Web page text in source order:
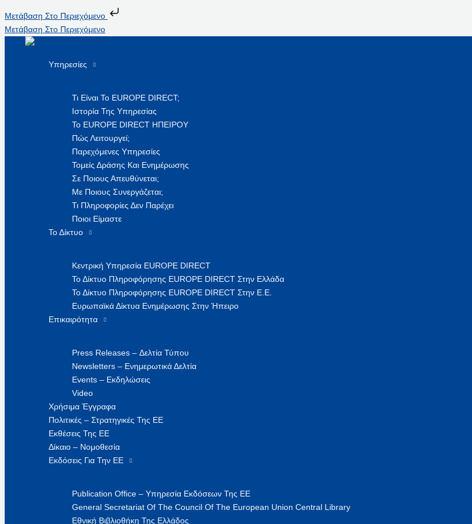
Μετάβαση Στο Περιεχόμενο
Μετάβαση Στο Περιεχόμενο
Υπηρεσίες
Τι Είναι Το EUROPE DIRECT;
Ιστορία Της Υπηρεσίας
Το EUROPE DIRECT ΗΠΕΙΡΟΥ
Πώς Λειτουργεί;
Παρεχόμενες Υπηρεσίες
Τομείς Δράσης Και Ενημέρωσης
Σε Ποιους Απευθύνεται;
Με Ποιους Συνεργάζεται;
Τι Πληροφορίες Δεν Παρέχει
Ποιοι Είμαστε
Το Δίκτυο
Κεντρική Υπηρεσία EUROPE DIRECT
Το Δίκτυο Πληροφόρησης EUROPE DIRECT Στην Ελλάδα
Το Δίκτυο Πληροφόρησης EUROPE DIRECT Στην Ε.Ε.
Ευρωπαϊκά Δίκτυα Ενημέρωσης Στην Ήπειρο
Επικαιρότητα
Press Releases – Δελτία Τύπου
Newsletters – Ενημερωτικά Δελτία
Events – Εκδηλώσεις
Video
Χρήσιμα Έγγραφα
Πολιτικές – Στρατηγικές Της ΕΕ
Εκθέσεις Της ΕΕ
Δίκαιο – Νομοθεσία
Εκδόσεις Για Την ΕΕ
Publication Office – Υπηρεσία Εκδόσεων Της ΕΕ
General Secretariat Of The Council Of The European Union Central Library
Εθνική Βιβλιοθήκη Της Ελλάδος